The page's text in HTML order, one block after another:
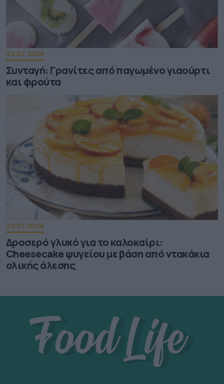
22.07.2026
Συνταγή: Γρανίτες από παγωμένο γιαούρτι
και φρούτα
20.07.2026
Δροσερό γλυκό για το καλοκαίρι:
Cheesecake ψυγείου με βάση από ντακάκια
ολικής άλεσης